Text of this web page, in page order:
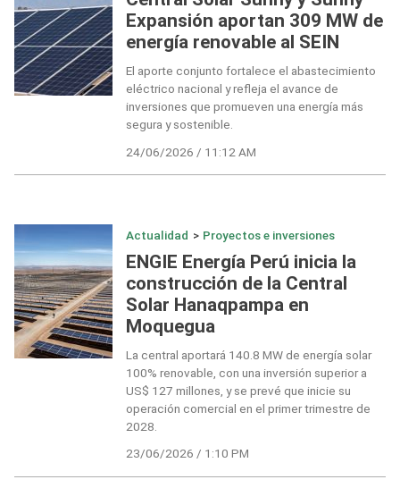
Expansión aportan 309 MW de
energía renovable al SEIN
El aporte conjunto fortalece el abastecimiento
eléctrico nacional y refleja el avance de
inversiones que promueven una energía más
segura y sostenible.
24/06/2026 / 11:12 AM
Actualidad > Proyectos e inversiones
ENGIE Energía Perú inicia la
construcción de la Central
Solar Hanaqpampa en
Moquegua
La central aportará 140.8 MW de energía solar
100% renovable, con una inversión superior a
US$ 127 millones, y se prevé que inicie su
operación comercial en el primer trimestre de
2028.
23/06/2026 / 1:10 PM